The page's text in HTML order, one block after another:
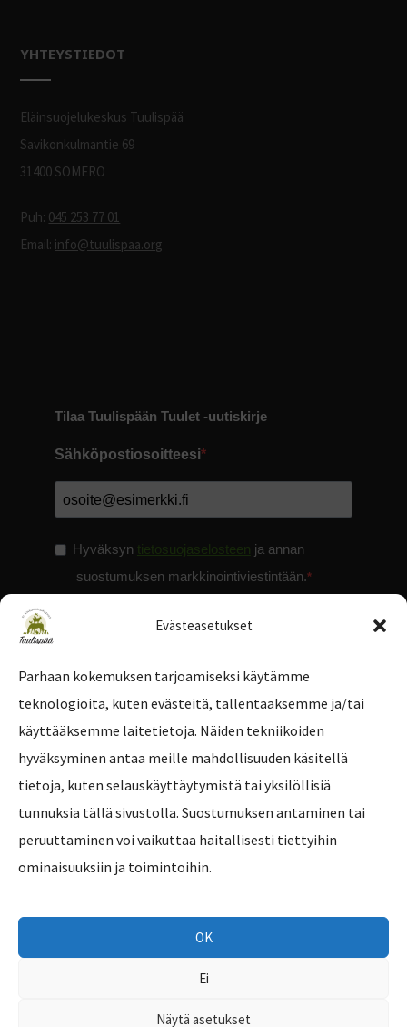
Evästeasetukset
Parhaan kokemuksen tarjoamiseksi käytämme
teknologioita, kuten evästeitä, tallentaaksemme ja/tai
käyttääksemme laitetietoja. Näiden tekniikoiden
hyväksyminen antaa meille mahdollisuuden käsitellä
tietoja, kuten selauskäyttäytymistä tai yksilöllisiä
tunnuksia tällä sivustolla. Suostumuksen antaminen tai
peruuttaminen voi vaikuttaa haitallisesti tiettyihin
ominaisuuksiin ja toimintoihin.
OK
Ei
Näytä asetukset
YHTEYSTIEDOT
Eläinsuojelukeskus Tuulispää
Savikonkulmantie 69
31400 SOMERO
Puh: 045 253 77 01
Email: info@tuulispaa.org
Tilaa Tuulispään Tuulet -uutiskirje
Sähköpostiosoitteesi
Hyväksyn tietosuojaselosteen ja annan
suostumuksen markkinointiviestintään.
Tilaa uutiskirje
Copyright © 2026 Eläinsuojelukeskus Tuulispää